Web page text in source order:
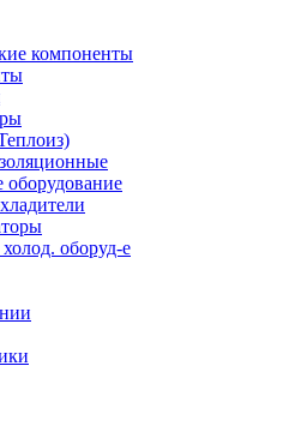
компоненты
оборудование
оборуд-е